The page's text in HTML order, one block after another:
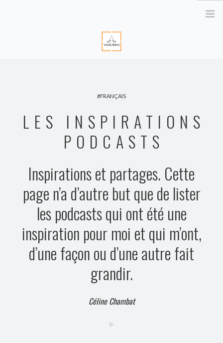
YOGA RETREATS
RETRAITE EN BRETAGNE
YOGA ONLINE
YOGA THERAPY PARIS
ATELIER YOGA & STRESS
YOGA DES YEUX
VIDEOS
FRANÇAIS
LES INSPIRATIONS
PODCASTS
Inspirations et partages. Cette
page n’a d’autre but que de lister
les podcasts qui ont été une
inspiration pour moi et qui m’ont,
d’une façon ou d’une autre fait
grandir.
Céline Chambat
✨